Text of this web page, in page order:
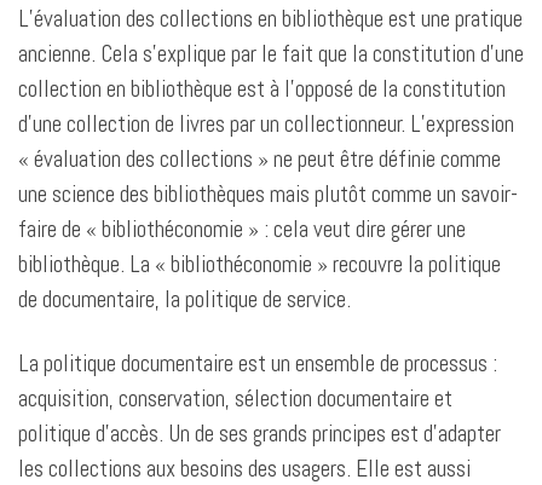
L’évaluation des collections en bibliothèque est une pratique
ancienne. Cela s’explique par le fait que la constitution d’une
collection en bibliothèque est à l’opposé de la constitution
d’une collection de livres par un collectionneur. L’expression
« évaluation des collections » ne peut être définie comme
une science des bibliothèques mais plutôt comme un savoir-
faire de « bibliothéconomie » : cela veut dire gérer une
bibliothèque. La « bibliothéconomie » recouvre la politique
de documentaire, la politique de service.
La politique documentaire est un ensemble de processus :
acquisition, conservation, sélection documentaire et
politique d’accès. Un de ses grands principes est d’adapter
les collections aux besoins des usagers. Elle est aussi